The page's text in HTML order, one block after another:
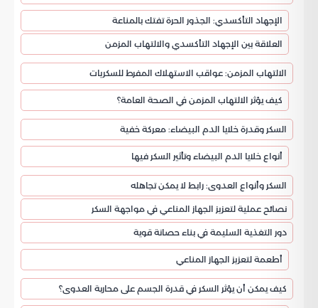
الإجهاد التأكسدي: الجذور الحرة تفتك بالمناعة
العلاقة بين الإجهاد التأكسدي والالتهاب المزمن
الالتهاب المزمن: عواقب الاستهلاك المفرط للسكريات
كيف يؤثر الالتهاب المزمن في الصحة العامة؟
السكر وقدرة خلايا الدم البيضاء: معركة خفية
أنواع خلايا الدم البيضاء وتأثير السكر فيها
السكر وأنواع العدوى: رابط لا يمكن تجاهله
نصائح عملية لتعزيز الجهاز المناعي في مواجهة السكر
دور التغذية السليمة في بناء حصانة قوية
أطعمة لتعزيز الجهاز المناعي
كيف يمكن أن يؤثر السكر في قدرة الجسم على محاربة العدوى؟